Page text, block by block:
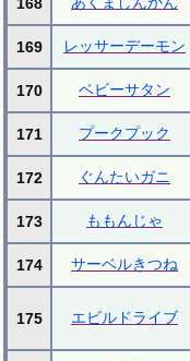
168
169 レッサーデーモン
170 ベビーサタン
171 プークプック
172 ぐんたいガニ
173 ももんじゃ
174 サーベルきつね
175 エビルドライブ